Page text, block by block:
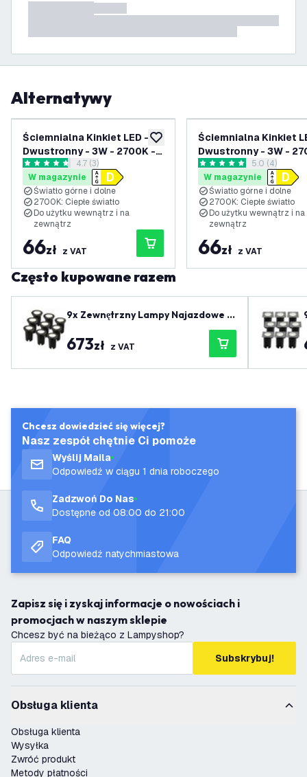
Alternatywy
dodaj do listy życzeń
Ściemnialna Kinkiet LED -
Dwustronny - 3W - 2700K -
IP54 - Czarnyotwórz panel recenzji
4.7 Gwiazdki oceny
4.7 (3)
W magazynie
Światło górne i dolne
2700K: Ciepłe światło
Do użytku wewnątrz i na
zewnątrz
66zł z VAT
Ściemnialna Kinkiet
Dwustronny - 3W -
Antracytotwórz
5 Gwiazdki oceny
5.0 (4)
W magazynie
Światło górne i dolne
2700K: Ciepłe światło
Do użytku wewnątrz i na
zewnątrz
66zł z VAT
Często kupowane razem
9x Zewnętrzny Lampy Najazdowe L
ED - Kwadratowy - Czarny - IP67 -
3W - 4000K - Kabel zasilający 1 met
673zł z VAT
Chcesz dowiedzieć się więcej?
Nasz zespół chętnie Ci pomoże
Wyślij Maila
Odpowiedź w ciągu 1 dnia roboczego
Zadzwoń Do Nas
Dostępne od 08:00 do 21:00
FAQ
Odpowiedź natychmiastowa
Zapisz się i zyskaj informacje o nowościach i
promocjach w naszym sklepie
Chcesz być na bieżąco z Lampyshop?
Subskrybuj!
Obsługa klienta
Obsługa klienta
Wysyłka
Zwróć produkt
Metody płatności